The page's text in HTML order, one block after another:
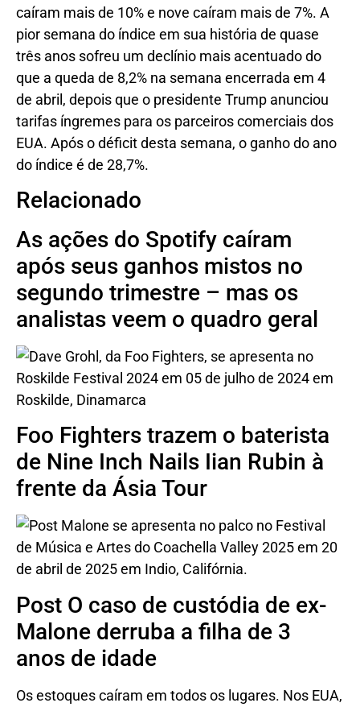
caíram mais de 10% e nove caíram mais de 7%. A
pior semana do índice em sua história de quase
três anos sofreu um declínio mais acentuado do
que a queda de 8,2% na semana encerrada em 4
de abril, depois que o presidente Trump anunciou
tarifas íngremes para os parceiros comerciais dos
EUA. Após o déficit desta semana, o ganho do ano
do índice é de 28,7%.
Relacionado
As ações do Spotify caíram
após seus ganhos mistos no
segundo trimestre – mas os
analistas veem o quadro geral
Foo Fighters trazem o baterista
de Nine Inch Nails Iian Rubin à
frente da Ásia Tour
Post O caso de custódia de ex-
Malone derruba a filha de 3
anos de idade
Os estoques caíram em todos os lugares. Nos EUA,